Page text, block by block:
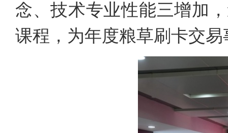
念、技术专业性能三增加
课程，为年度粮草刷卡交